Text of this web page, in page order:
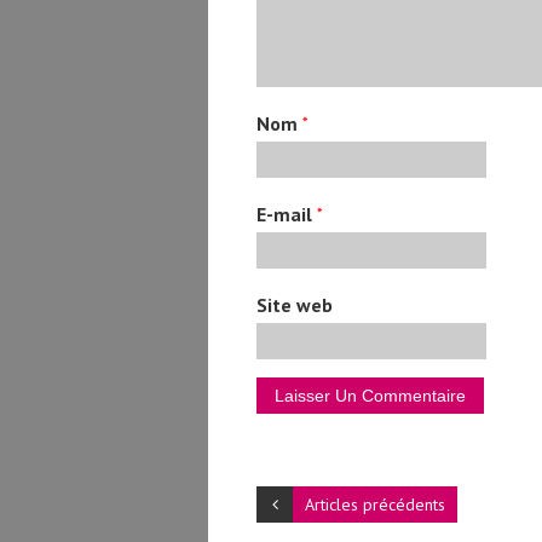
Nom *
E-mail *
Site web
Articles précédents